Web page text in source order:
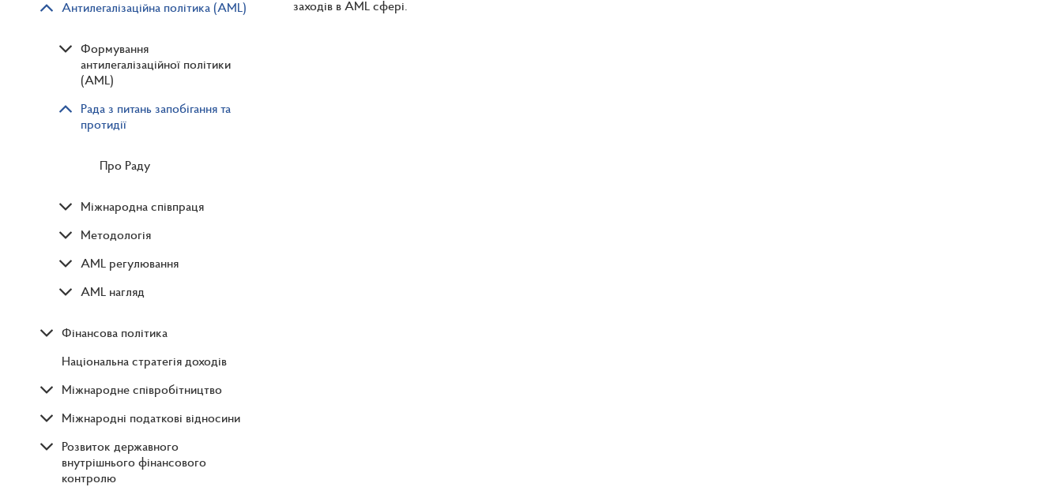
Антилегалізаційна політика (AML)
Формування
антилегалізаційної політики
(AML)
Рада з питань запобігання та
протидії
Про Раду
Міжнародна співпраця
Методологія
AML регулювання
AML нагляд
Фінансова політика
Національна стратегія доходів
Міжнародне співробітництво
Міжнародні податкові відносини
Розвиток державного
внутрішнього фінансового
контролю
заходів в AML сфері.